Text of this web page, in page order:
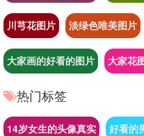
川芎花图片 淡绿色唯美图片
大家画的好看的图片 大家花
热门标签
14岁女生的头像真实 好看的